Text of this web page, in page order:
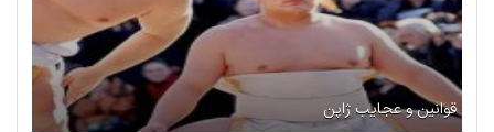
قوانین و عجایب ژاپن